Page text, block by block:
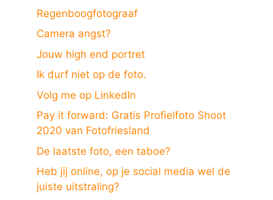
Regenboogfotograaf
Camera angst?
Jouw high end portret
Ik durf niet op de foto.
Volg me op LinkedIn
Pay it forward: Gratis Profielfoto Shoot
2020 van Fotofriesland
De laatste foto, een taboe?
Heb jij online, op je social media wel de
juiste uitstraling?